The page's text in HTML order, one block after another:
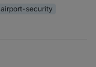
airport-security